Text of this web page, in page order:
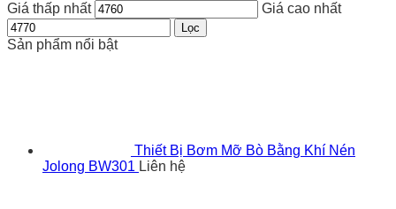
Giá thấp nhất
Giá cao nhất
Lọc
Sản phẩm nổi bật
Thiết Bị Bơm Mỡ Bò Bằng Khí Nén
Jolong BW301 Liên hệ